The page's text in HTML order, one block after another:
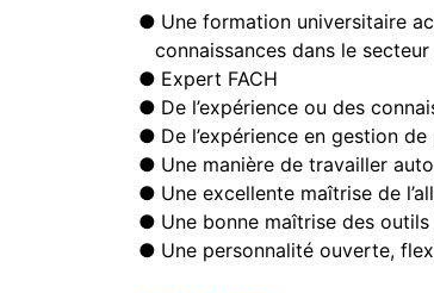
Une formation universitaire
connaissances dans le
Expert FACH
De l’expérience ou des
De l’expérience en gestion
Une manière de travailler
Une excellente maîtrise de
Une bonne maîtrise des
Une personnalité ouverte,